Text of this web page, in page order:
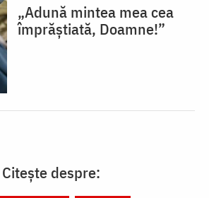
„Adună mintea mea cea
împrăștiată, Doamne!”
Citește despre: